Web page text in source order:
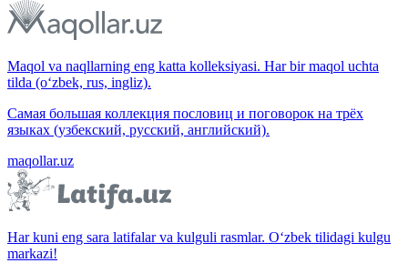
Maqol va naqllarning eng katta kolleksiyasi. Har bir maqol uchta
tilda (o‘zbek, rus, ingliz).
Самая большая коллекция пословиц и поговорок на трёх
языках (узбекский, русский, английский).
maqollar.uz
Har kuni eng sara latifalar va kulguli rasmlar. O‘zbek tilidagi kulgu
markazi!